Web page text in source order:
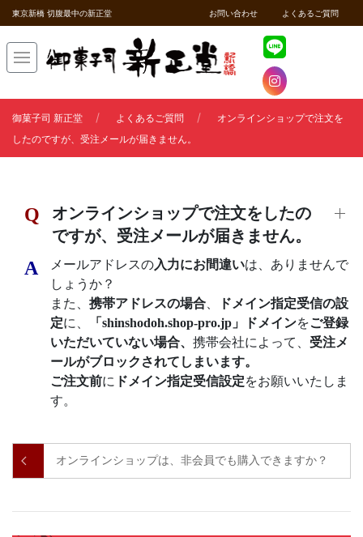
東京新橋 切腹最中の新正堂 お問い合わせ よくあるご質問
御菓子司 新正堂 よくあるご質問
オンラインショップで注文を
したのですが、受注メールが届きません。
Q
オンラインショップで注文をしたの
ですが、受注メールが届きません。
A メールアドレスの入力にお間違いは、ありませんで
しょうか？
また、 携帯アドレスの場合
ドメイン指定受信の設
定に、 「shinshodoh.shop-pro.jp」ドメインをご登録
いただいていない場合、 携帯会社によって、 受注メ
ールがブロックされてしまいます。
ご注文前に ドメイン指定受信設定をお願いいたしま
す。
オンラインショップは、非会員でも購入できますか？